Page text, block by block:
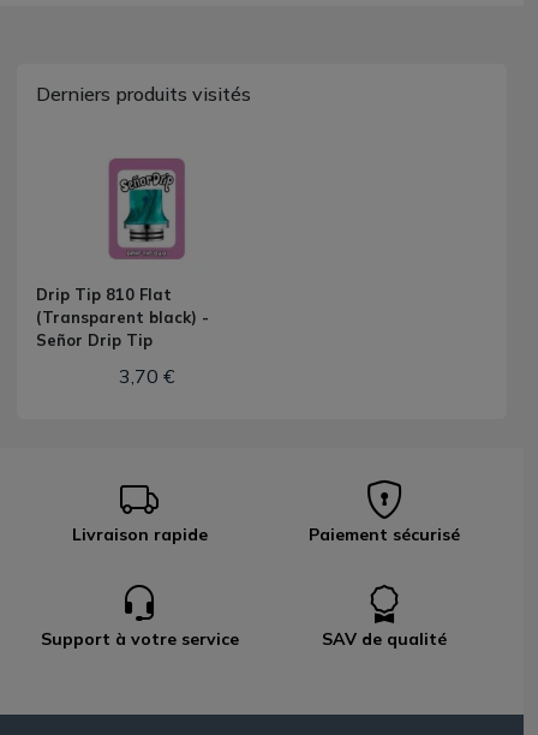
Derniers produits visités
Drip Tip 810 Flat
(Transparent black) -
Señor Drip Tip
3,70 €
Livraison rapide Paiement sécurisé
Support à votre service SAV de qualité